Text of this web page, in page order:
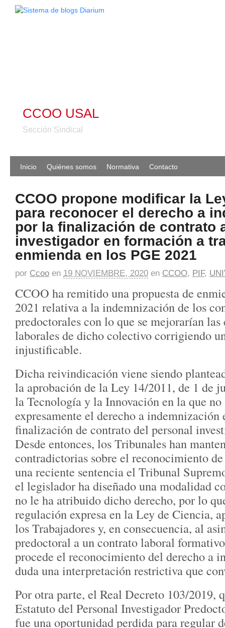
CCOO USAL
Sección Sindical
Inicio Quiénes somos Normativa Contacto
CCOO propone modificar la
para reconocer el derecho a
por la finalización de contrato
investigador en formación a
enmienda en los PGE 2021
por Ccoo en 19 NOVIEMBRE, 2020 en CCOO, PIF,
CCOO ha remitido una propuesta de
2021 relativa a la indemnización de los
predoctorales con lo que se mejorarían
laborales de dicho colectivo corrigiendo
injustificable.
Dicha reivindicación viene siendo
la aprobación de la Ley 14/2011, de 1 de
la Tecnología y la Innovación en la que no
expresamente el derecho a indemnización
finalización de contrato del personal
Desde entonces, los Tribunales han
contradictorias sobre el reconocimiento
una reciente sentencia el Tribunal
el legislador ha diseñado una modalidad
no le ha atribuido dicho derecho, por lo
regulación expresa en la Ley de Ciencia,
los Trabajadores y, en consecuencia, al
predoctoral a un contrato laboral
procede el reconocimiento del derecho a
duda una interpretación restrictiva que
Por otra parte, el Real Decreto 103/2019,
Estatuto del Personal Investigador
fue una oportunidad perdida para regular